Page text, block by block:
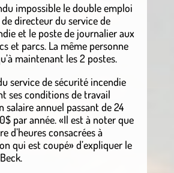
impossible le double emploi
directeur du service de
et le poste de journalier aux
et parcs. La même personne
maintenant les 2 postes.
service de sécurité incendie
ses conditions de travail
salaire annuel passant de 24
par année. «Il est à noter que
d’heures consacrées à
qui est coupé» d’expliquer le